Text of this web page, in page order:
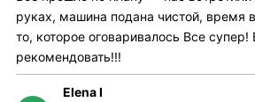
руках, машина подана чистой, время
то, которое оговаривалось Все супер!
рекомендовать!!!
Elena I